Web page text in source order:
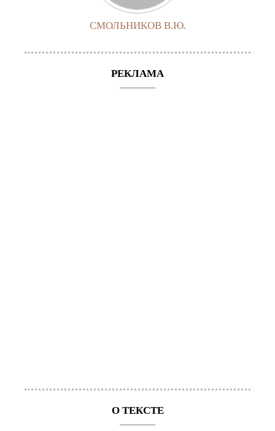
СМОЛЬНИКОВ В.Ю.
РЕКЛАМА
О ТЕКСТЕ